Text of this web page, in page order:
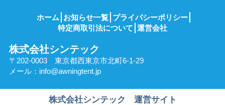
ホーム お知らせ一覧 プライバシーポリシー
特定商取引法について 運営会社
株式会社シンテック
〒202-0003 東京都西東京市北町6-1-29
メール： info@awningtent.jp
株式会社シンテック 運営サイト